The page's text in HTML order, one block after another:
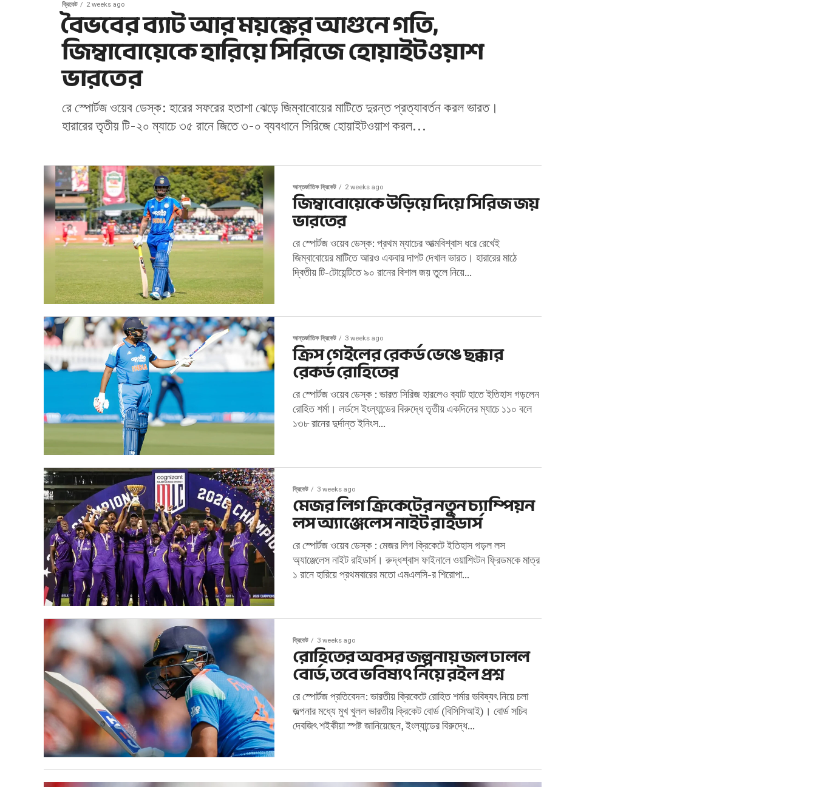
ক্রিকেট 2 weeks ago
বৈভবের ব্যাট আর ময়ঙ্কের আগুনে গতি,
জিম্বাবোয়েকে হারিয়ে সিরিজে হোয়াইটওয়াশ
ভারতের
রে স্পোর্টজ ওয়েব ডেস্ক: হারের সফরের হতাশা ঝেড়ে জিম্বাবোয়ের মাটিতে দুরন্ত প্রত্যাবর্তন করল ভারত।
হারারের তৃতীয় টি-২০ ম্যাচে ৩৫ রানে জিতে ৩-০ ব্যবধানে সিরিজে হোয়াইটওয়াশ করল...
আন্তর্জাতিক ক্রিকেট 2 weeks ago
জিম্বাবোয়েকে উড়িয়ে দিয়ে সিরিজ জয়
ভারতের
রে স্পোর্টজ ওয়েব ডেস্ক: প্রথম ম্যাচের আত্মবিশ্বাস ধরে রেখেই
জিম্বাবোয়ের মাটিতে আরও একবার দাপট দেখাল ভারত। হারারের মাঠে
দ্বিতীয় টি-টোয়েন্টিতে ৯০ রানের বিশাল জয় তুলে নিয়ে...
আন্তর্জাতিক ক্রিকেট 3 weeks ago
ক্রিস গেইলের রেকর্ড ভেঙে ছক্কার
রেকর্ড রোহিতের
রে স্পোর্টজ ওয়েব ডেস্ক : ভারত সিরিজ হারলেও ব্যাট হাতে ইতিহাস গড়লেন
রোহিত শর্মা। লর্ডসে ইংল্যান্ডের বিরুদ্ধে তৃতীয় একদিনের ম্যাচে ১১০ বলে
১৩৮ রানের দুর্দান্ত ইনিংস...
ক্রিকেট 3 weeks ago
মেজর লিগ ক্রিকেটের নতুন চ্যাম্পিয়ন
লস অ্যাঞ্জেলেস নাইট রাইডার্স
রে স্পোর্টজ ওয়েব ডেস্ক : মেজর লিগ ক্রিকেটে ইতিহাস গড়ল লস
অ্যাঞ্জেলেস নাইট রাইডার্স। রুদ্ধশ্বাস ফাইনালে ওয়াশিংটন ফ্রিডমকে মাত্র
১ রানে হারিয়ে প্রথমবারের মতো এমএলসি-র শিরোপা...
ক্রিকেট 3 weeks ago
রোহিতের অবসর জল্পনায় জল ঢালল
বোর্ড, তবে ভবিষ্যৎ নিয়ে রইল প্রশ্ন
রে স্পোর্টজ প্রতিবেদন: ভারতীয় ক্রিকেটে রোহিত শর্মার ভবিষ্যৎ নিয়ে চলা
জল্পনার মধ্যে মুখ খুলল ভারতীয় ক্রিকেট বোর্ড (বিসিসিআই)। বোর্ড সচিব
দেবজিৎ শইকীয়া স্পষ্ট জানিয়েছেন, ইংল্যান্ডের বিরুদ্ধে...